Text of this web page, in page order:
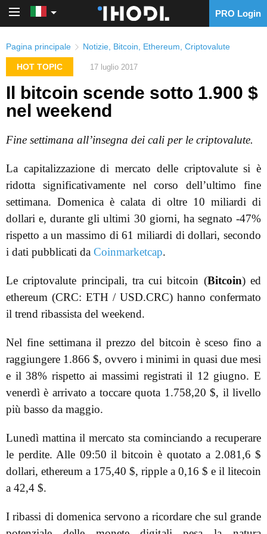
PRO Login
Pagina principale Notizie Bitcoin Ethereum Criptovalute
HOT TOPIC 17 luglio 2017
Il bitcoin scende sotto 1.900 $
nel weekend
Fine settimana all’insegna dei cali per le criptovalute.
La capitalizzazione di mercato delle criptovalute si è
ridotta significativamente nel corso dell’ultimo fine
settimana. Domenica è calata di oltre 10 miliardi di
dollari e, durante gli ultimi 30 giorni, ha segnato -47%
rispetto a un massimo di 61 miliardi di dollari, secondo
i dati pubblicati da Coinmarketcap.
Le criptovalute principali, tra cui bitcoin (Bitcoin) ed
ethereum (CRC: ETH / USD.CRC) hanno confermato
il trend ribassista del weekend.
Nel fine settimana il prezzo del bitcoin è sceso fino a
raggiungere 1.866 $, ovvero i minimi in quasi due mesi
e il 38% rispetto ai massimi registrati il 12 giugno. E
venerdì è arrivato a toccare quota 1.758,20 $, il livello
più basso da maggio.
Lunedì mattina il mercato sta cominciando a recuperare
le perdite. Alle 09:50 il bitcoin è quotato a 2.081,6 $
dollari, ethereum a 175,40 $, ripple a 0,16 $ e il litecoin
a 42,4 $.
I ribassi di domenica servono a ricordare che sul grande